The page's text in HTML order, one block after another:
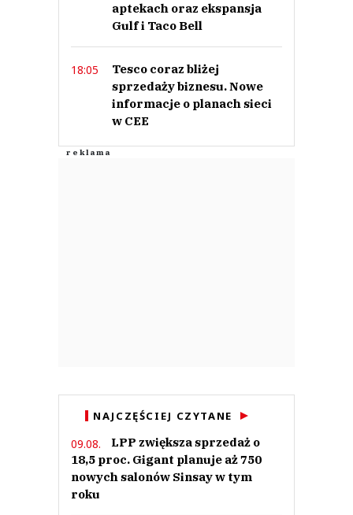
aptekach oraz ekspansja
Gulf i Taco Bell
18:05
Tesco coraz bliżej
sprzedaży biznesu. Nowe
informacje o planach sieci
w CEE
NAJCZĘŚCIEJ CZYTANE
09.08.
LPP zwiększa sprzedaż o
18,5 proc. Gigant planuje aż 750
nowych salonów Sinsay w tym
roku